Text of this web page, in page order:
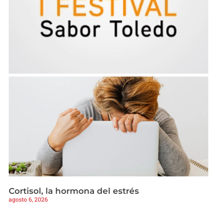
Cortisol, la hormona del estrés
agosto 6, 2026